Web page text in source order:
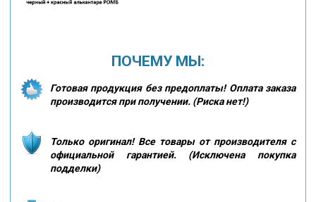
ПОЧЕМУ МЫ:
Готовая продукция без предоплаты! Оплата заказа
производится при получении. (Риска нет!)
Только оригинал! Все товары от производителя с
официальной гарантией. (Исключена покупка
подделки)